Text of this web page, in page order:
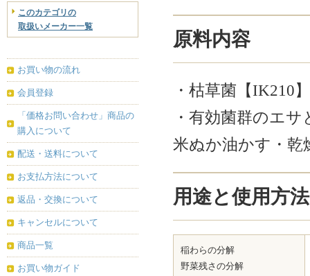
原料内容
・枯草菌【IK210
・有効菌群のエ
米ぬか油かす・乾
用途と使用方法
稲わらの分解
野菜残さの分解
このカテゴリの
取扱いメーカー一覧
お買い物の流れ
会員登録
「価格お問い合わせ」商品の
購入について
配送・送料について
お支払方法について
返品・交換について
キャンセルについて
商品一覧
お買い物ガイド